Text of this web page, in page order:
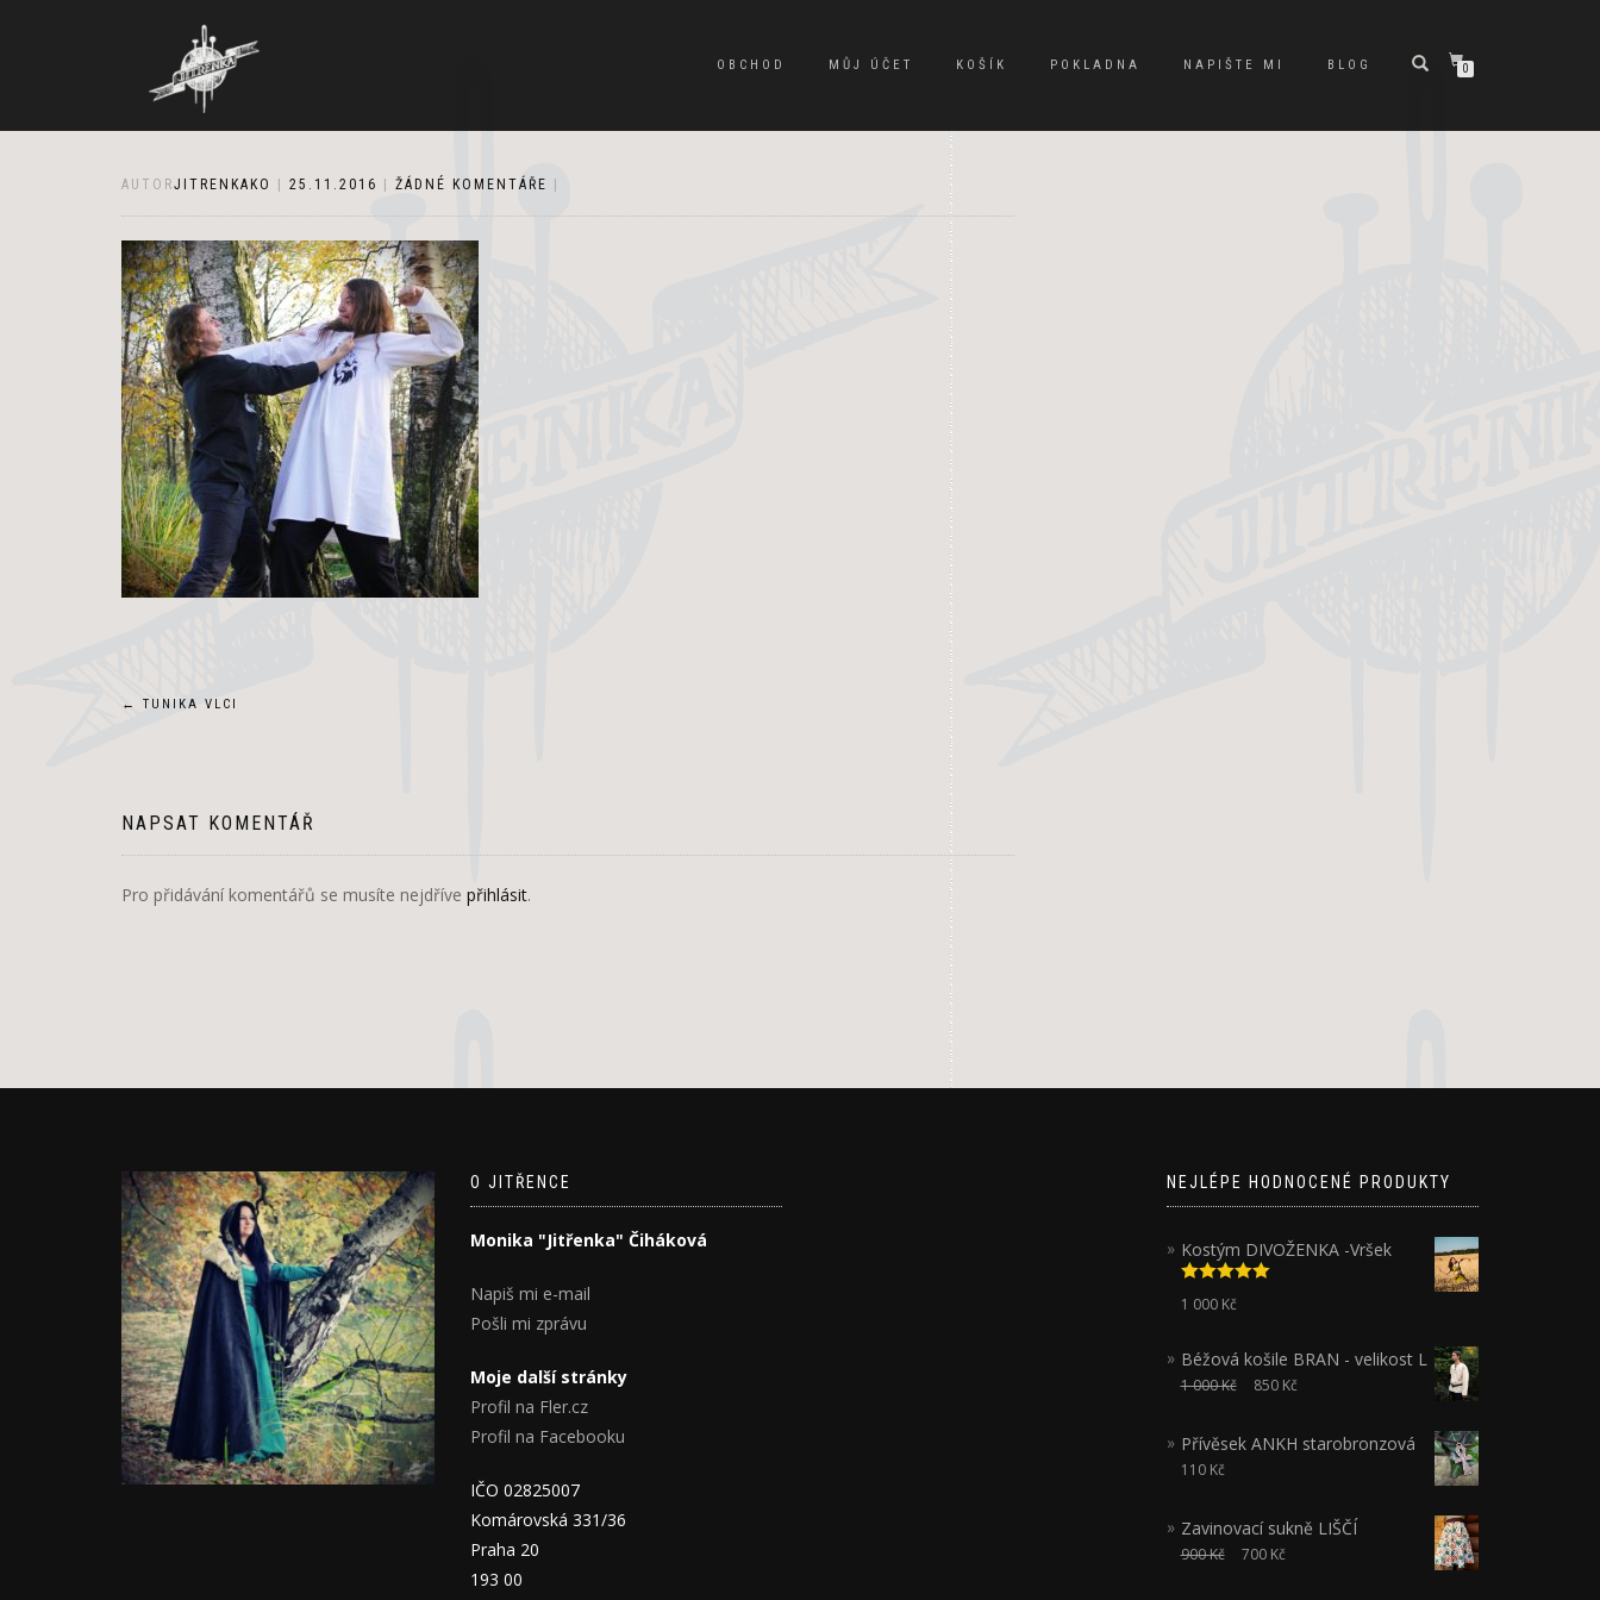
OBCHOD MŮJ ÚČET KOŠÍK POKLADNA NAPIŠTE MI BLOG 0
AUTORJITRENKAKO 25.11.2016 ŽÁDNÉ KOMENTÁŘE
Navigace
příspěvek
← TUNIKA VLCI
NAPSAT KOMENTÁŘ
Pro přidávání komentářů se musíte nejdříve přihlásit.
O JITŘENCE
Monika "Jitřenka" Čiháková
Napiš mi e-mail
Pošli mi zprávu
Moje další stránky
Profil na Fler.cz
Profil na Facebooku
IČO 02825007
Komárovská 331/36
Praha 20
193 00
NEJLÉPE HODNOCENÉ PRODUKTY
Kostým DIVOŽENKA -Vršek
Hodnocení
5.00z 5
1 000 Kč
Béžová košile BRAN - velikost L
1 000Kč 850 Kč
Přívěsek ANKH starobronzová
110 Kč
Zavinovací sukně LIŠČÍ
900Kč 700 Kč